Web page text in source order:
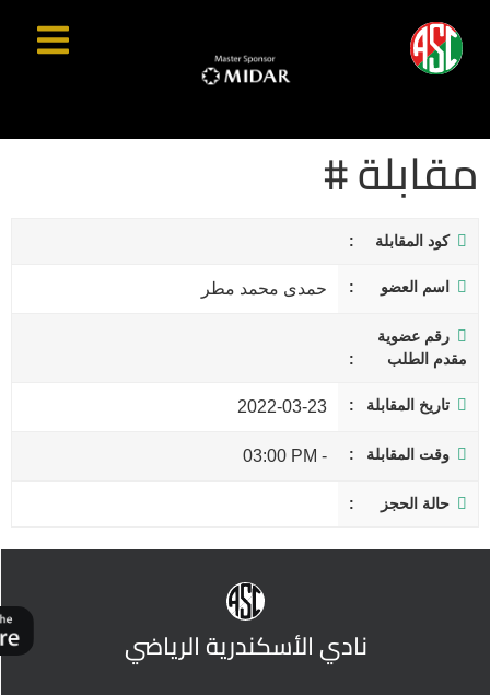
مقابلة #
كود المقابلة
اسم العضو حمدى محمد مطر
رقم عضوية
مقدم الطلب
تاريخ المقابلة 2022-03-23
وقت المقابلة -
03:00 PM
حالة الحجز
نادي الأسكندرية الرياضي